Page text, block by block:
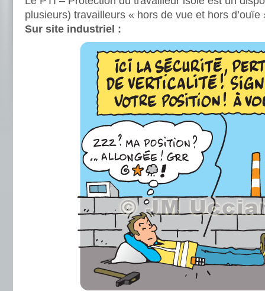
plusieurs) travailleurs « hors de vue et hors d’ouïe
Sur site industriel :